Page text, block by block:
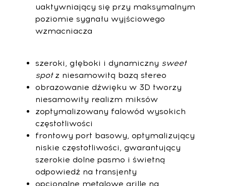
uaktywniający się przy maksymalnym
poziomie sygnału wyjściowego
wzmacniacza
szeroki, głęboki i dynamiczny sweet
spotz niesamowitą bazą stereo
obrazowanie dźwięku w 3D tworzy
niesamowity realizm miksów
zoptymalizowany falowód wysokich
częstotliwości
frontowy port basowy, optymalizujący
niskie częstotliwości, gwarantujący
szerokie dolne pasmo i świetną
odpowiedź na transjenty
opcjonalne metalowe grille na